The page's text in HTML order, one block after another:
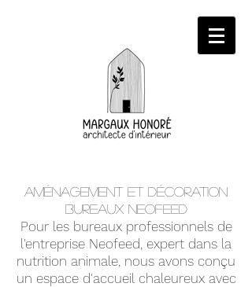
Aménagement et décoration
bureaux neofeed
Pour les bureaux professionnels de
l'entreprise Neofeed, expert dans la
nutrition animale, nous avons conçu
un espace d'accueil chaleureux avec